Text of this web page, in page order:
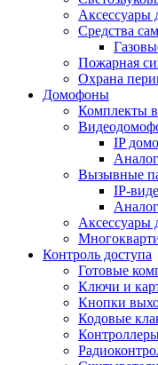
Аксессуары
Средства
Пожарная
Охрана
Домофоны
Комплекты
IP
Вызывные
IP-
Аксессуары
Контроль доступа
Готовые
Ключи и
Кнопки
Кодовые